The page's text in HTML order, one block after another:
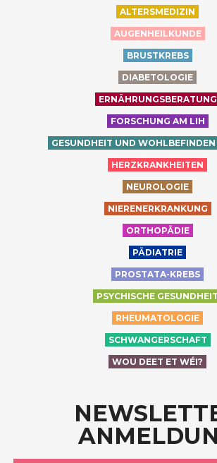
ALTERSMEDIZIN
AUGENHEILKUNDE
BRUSTKREBS
DIABETOLOGIE
ERNÄHRUNGSBERATUNG
FORSCHUNG AM LIH
GESUNDHEIT UND WOHLBEFINDEN
HERZKRANKHEITEN
NEUROLOGIE
NIERENERKRANKUNG
ORTHOPÄDIE
PÄDIATRIE
PROSTATA-KREBS
PSYCHISCHE GESUNDHEIT
RHEUMATOLOGIE
SCHWANGERSCHAFT
WOU DEET ET WÉI?